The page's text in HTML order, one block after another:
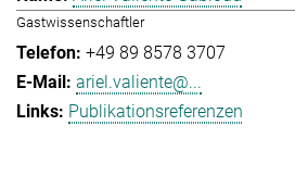
Gastwissenschaftler
+49 89 8578 3707
ariel.valiente@...
Publikationsreferenzen